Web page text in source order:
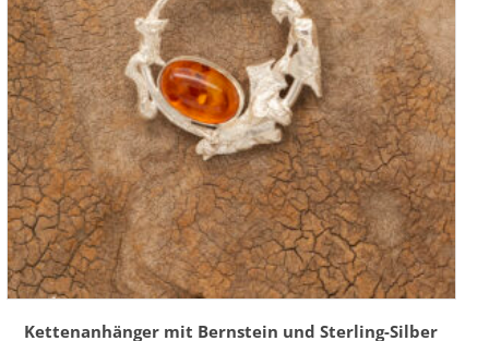
Kettenanhänger mit Bernstein und Sterling-Silber